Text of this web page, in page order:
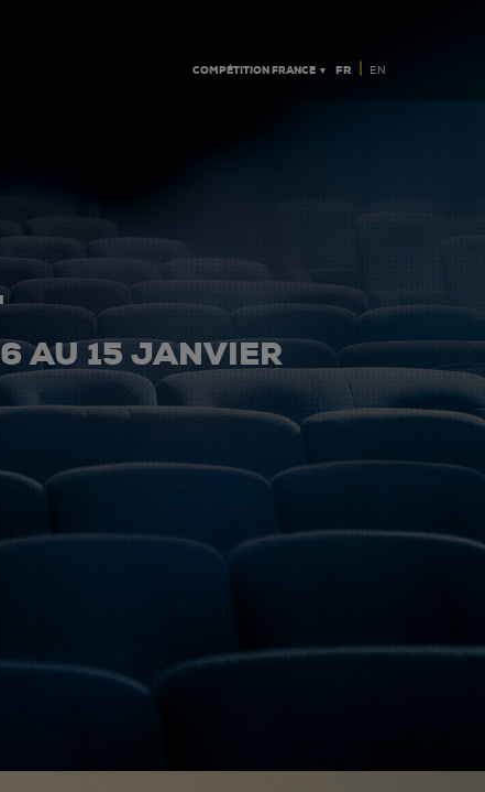
COMPÉTITION FRANCE ▼ FR | EN
AU 15 JANVIER